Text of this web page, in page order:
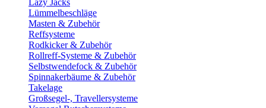
Lazy Jacks
Lümmelbeschläge
Masten & Zubehör
Reffsysteme
Rodkicker & Zubehör
Rollreff-Systeme & Zubehör
Selbstwendefock & Zubehör
Spinnakerbäume & Zubehör
Takelage
Großsegel-, Travellersysteme